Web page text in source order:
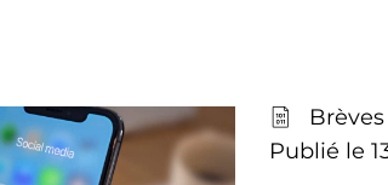
Publié le